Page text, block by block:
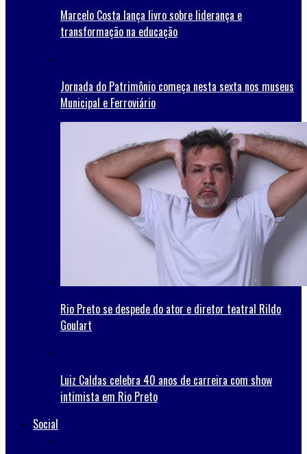
Marcelo Costa lança livro sobre liderança e
transformação na educação
Jornada do Patrimônio começa nesta sexta nos museus
Municipal e Ferroviário
Rio Preto se despede do ator e diretor teatral Rildo
Goulart
Luiz Caldas celebra 40 anos de carreira com show
intimista em Rio Preto
Social